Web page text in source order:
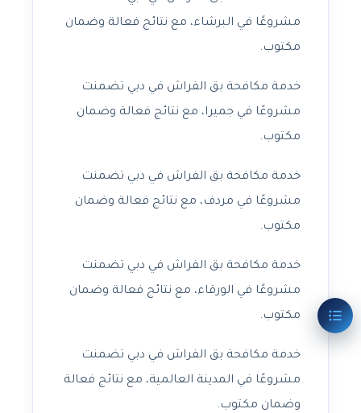
مشروعًا في البرشاء، مع نتائج فعالة وضمان
مكتوب.
خدمة مكافحة بق الفراش في دبي تضمنت
مشروعًا في جميرا، مع نتائج فعالة وضمان
مكتوب.
خدمة مكافحة بق الفراش في دبي تضمنت
مشروعًا في مردف، مع نتائج فعالة وضمان
مكتوب.
خدمة مكافحة بق الفراش في دبي تضمنت
مشروعًا في الورقاء، مع نتائج فعالة وضمان
مكتوب.
خدمة مكافحة بق الفراش في دبي تضمنت
مشروعًا في المدينة العالمية، مع نتائج فعالة
وضمان مكتوب.